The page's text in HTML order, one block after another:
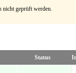
nicht geprüft werden.